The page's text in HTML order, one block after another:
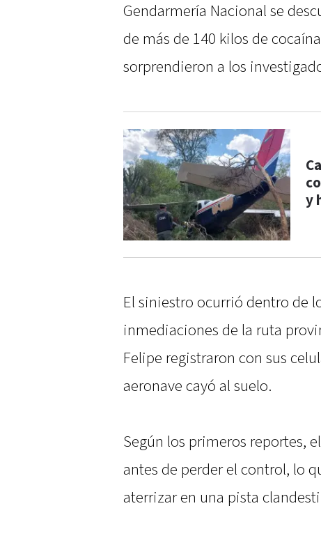
Gendarmería Nacional se
de más de 140 kilos de
sorprendieron a los
y
El siniestro ocurrió dentro de
inmediaciones de la ruta
Felipe registraron con sus
aeronave cayó al suelo.
Según los primeros reportes,
antes de perder el control, lo
aterrizar en una pista